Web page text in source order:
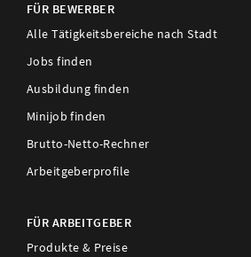
FÜR BEWERBER
Alle Tätigkeitsbereiche nach Stadt
Jobs finden
Ausbildung finden
Minijob finden
Brutto-Netto-Rechner
Arbeitgeberprofile
FÜR ARBEITGEBER
Produkte & Preise